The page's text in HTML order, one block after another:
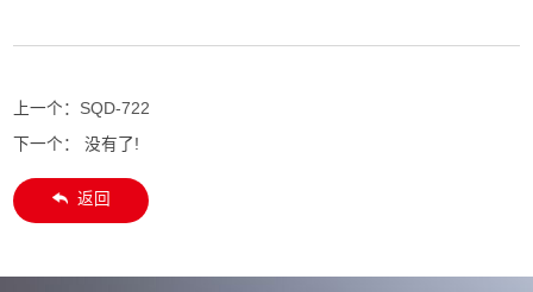
上一个： SQD-722
下一个： 没有了!
返回